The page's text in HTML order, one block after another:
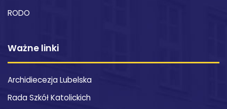
RODO
Ważne linki
Archidiecezja Lubelska
Rada Szkół Katolickich